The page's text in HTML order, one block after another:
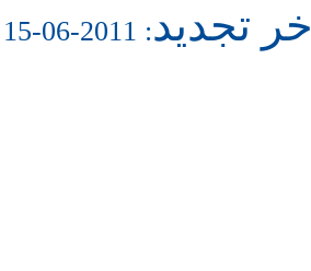
آخر تجديد: 2011-06-15